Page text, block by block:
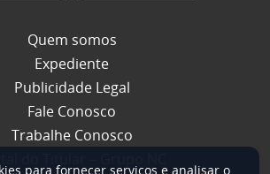
Quem somos
Expediente
Publicidade Legal
Fale Conosco
Trabalhe Conosco
para fornecer serviços e analisar o